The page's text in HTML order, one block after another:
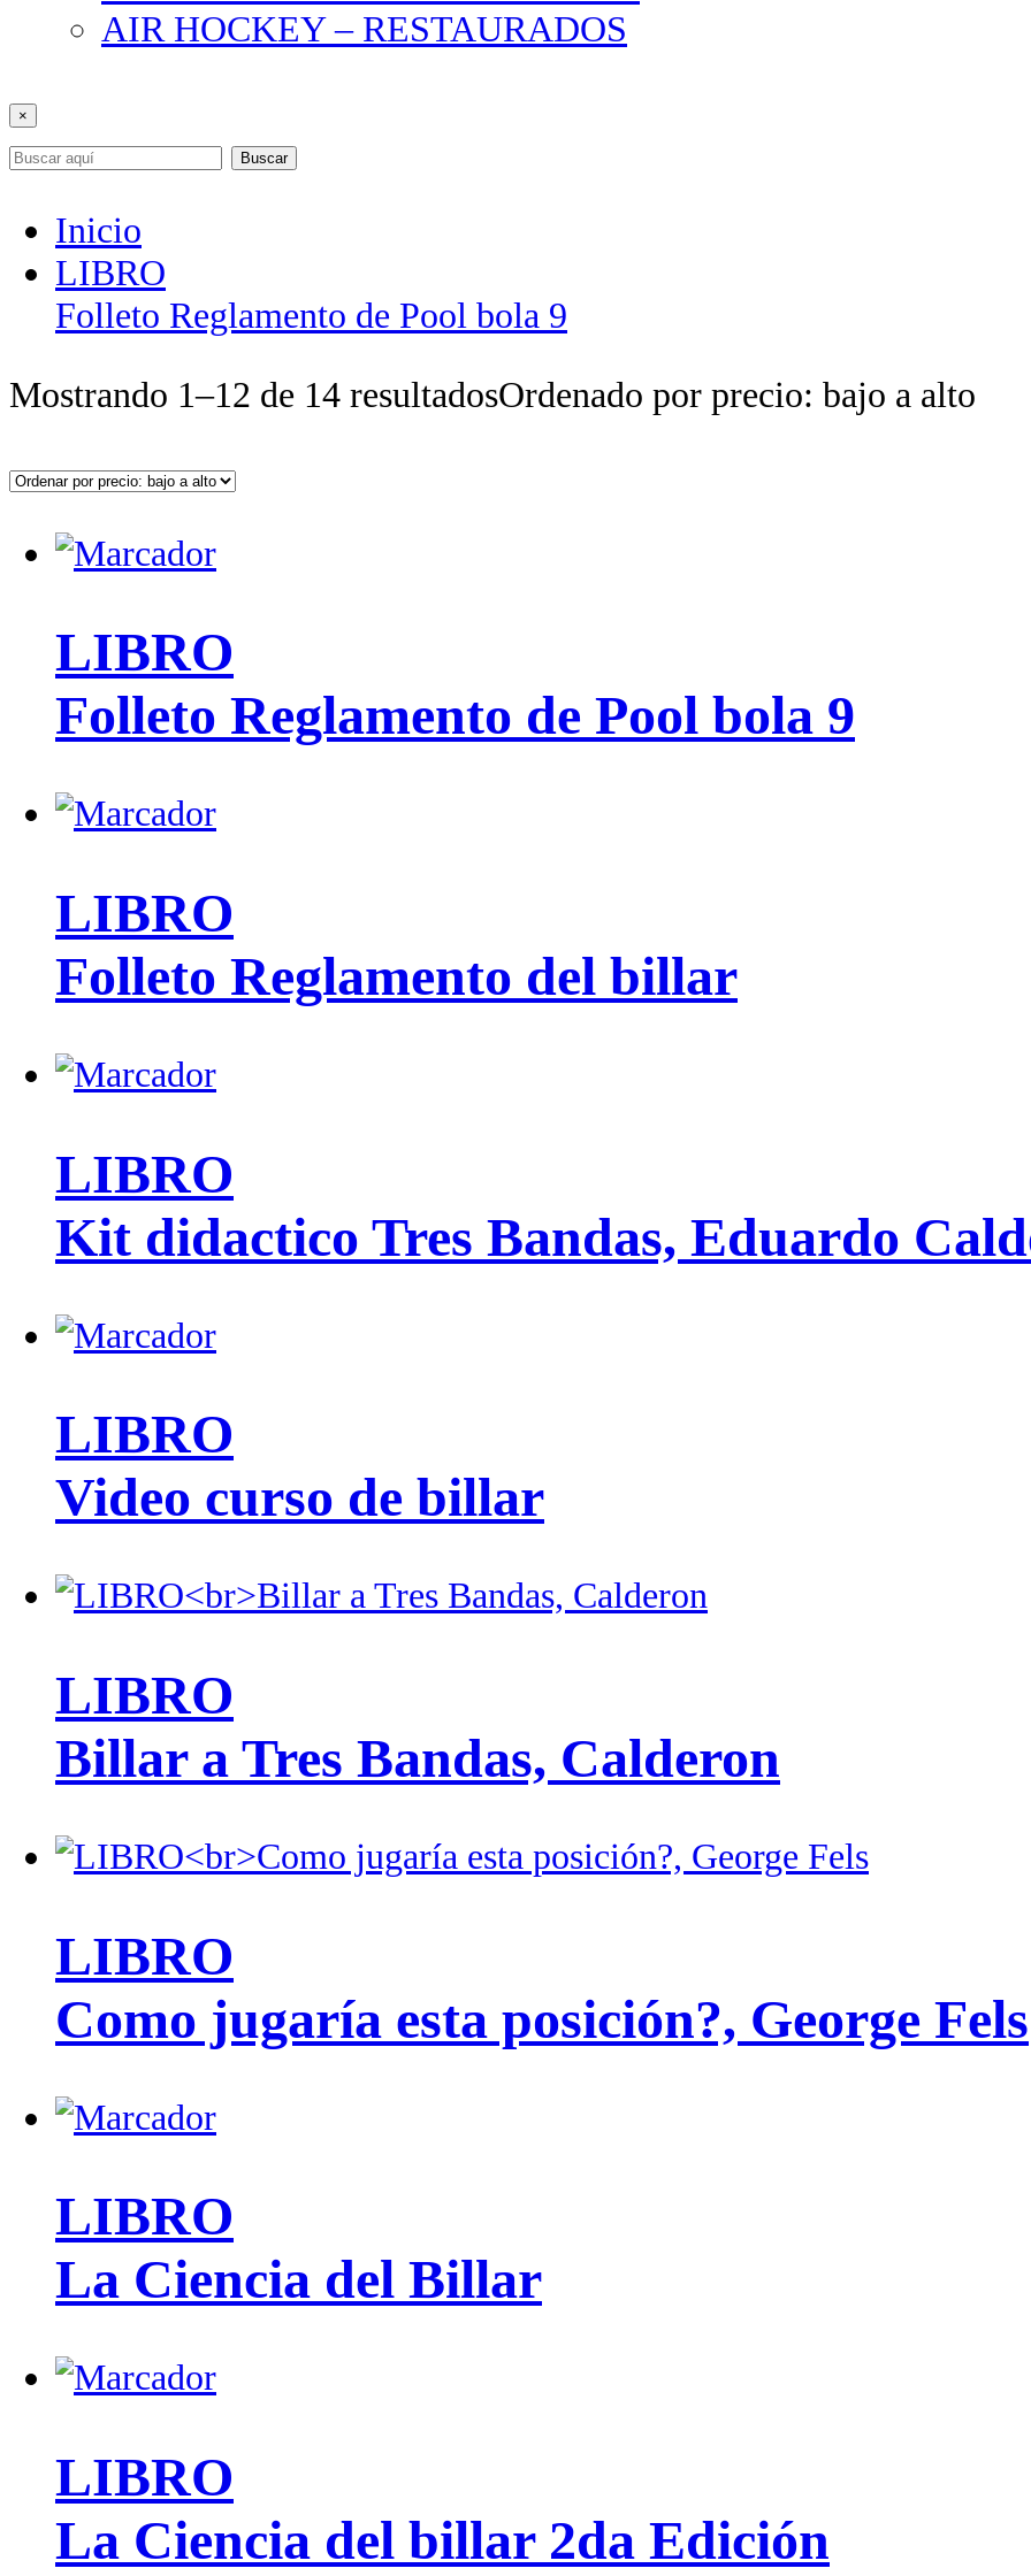
AIR HOCKEY – RESTAURADOS
×
Buscar
Inicio
LIBRO
Folleto Reglamento de Pool bola 9
Mostrando 1–12 de 14 resultadosOrdenado por precio: bajo a alto
LIBRO
Folleto Reglamento de Pool bola 9
LIBRO
Folleto Reglamento del billar
LIBRO
Kit didactico Tres Bandas, Eduardo
LIBRO
Video curso de billar
LIBRO
Billar a Tres Bandas, Calderon
LIBRO
Como jugaría esta posición?, George Fels
LIBRO
La Ciencia del Billar
LIBRO
La Ciencia del billar 2da Edición